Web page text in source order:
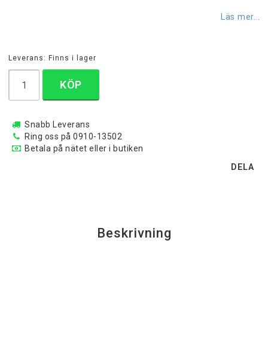
Läs mer...
Leverans: Finns i lager
KÖP
Snabb Leverans
Ring oss på 0910-13502
Betala på nätet eller i butiken
DELA
Beskrivning